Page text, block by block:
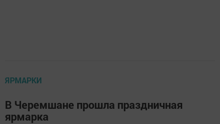
ЯРМАРКИ
В Черемшане прошла праздничная
ярмарка